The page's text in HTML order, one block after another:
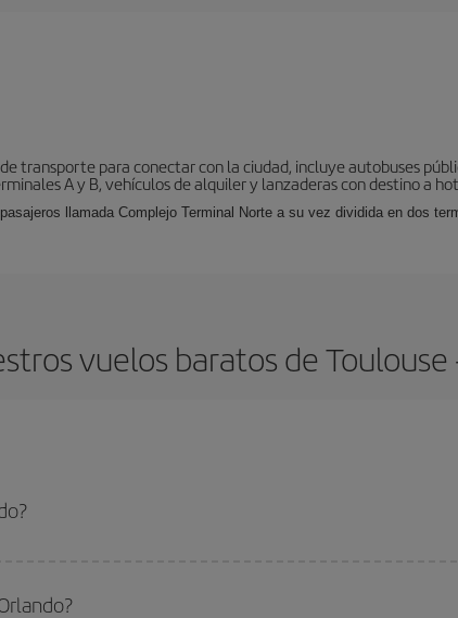
transporte para conectar con la ciudad, incluye autobuses
A y B, vehículos de alquiler y lanzaderas con destino a
llamada Complejo Terminal Norte a su vez dividida en dos
vuelos baratos de Toulouse